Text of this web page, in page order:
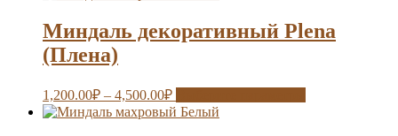
Миндаль декоративный Plena
(Плена)
1,200.00₽ – 4,500.00₽